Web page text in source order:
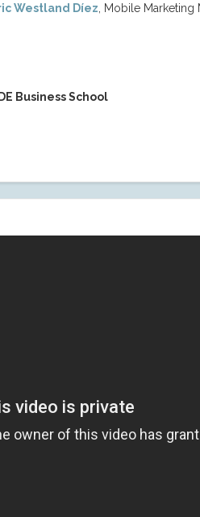
Westland Díez , Mobile
Business School